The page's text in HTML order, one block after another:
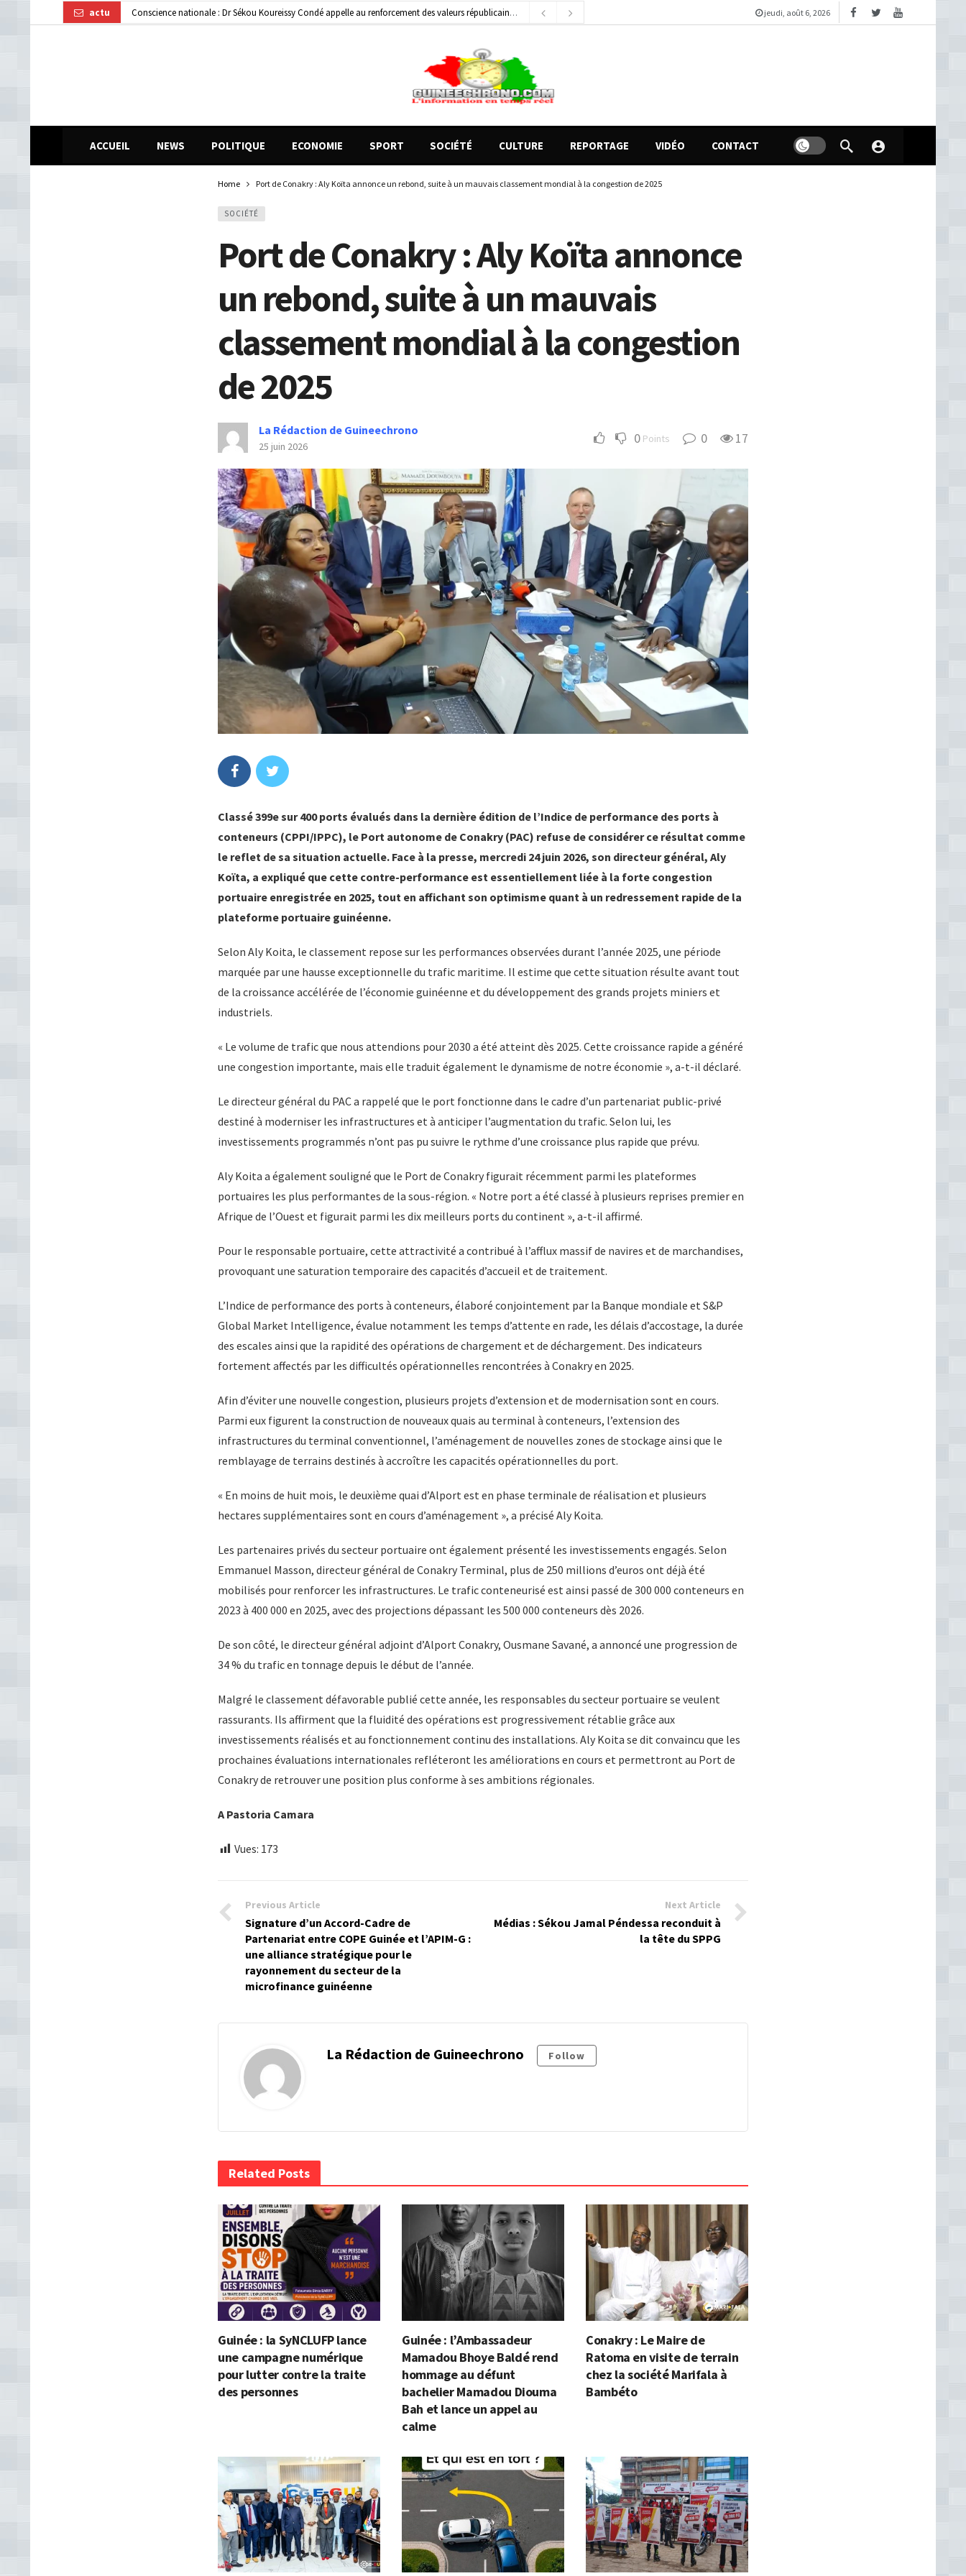
actu
Gendarmerie : le colonel Bienvenu Lamah promu général de brigade
2 jours ago
jeudi, août 6, 2026
ACCUEIL NEWS POLITIQUE ECONOMIE SPORT SOCIÉTÉ CULTURE REPORTAGE VIDÉO CONTACT
Home Port de Conakry : Aly Koïta annonce un rebond, suite à un mauvais classement mondial à la congestion de 2025
SOCIÉTÉ
Port de Conakry : Aly Koïta annonce
un rebond, suite à un mauvais
classement mondial à la congestion
de 2025
La Rédaction de Guineechrono
25 juin 2026 0 Points 0 17
Classé 399e sur 400 ports évalués dans la dernière édition de l’Indice de performance des ports à
conteneurs (CPPI/IPPC), le Port autonome de Conakry (PAC) refuse de considérer ce résultat comme
le reflet de sa situation actuelle. Face à la presse, mercredi 24 juin 2026, son directeur général, Aly
Koïta, a expliqué que cette contre-performance est essentiellement liée à la forte congestion
portuaire enregistrée en 2025, tout en affichant son optimisme quant à un redressement rapide de la
plateforme portuaire guinéenne.
Selon Aly Koita, le classement repose sur les performances observées durant l’année 2025, une période
marquée par une hausse exceptionnelle du trafic maritime. Il estime que cette situation résulte avant tout
de la croissance accélérée de l’économie guinéenne et du développement des grands projets miniers et
industriels.
« Le volume de trafic que nous attendions pour 2030 a été atteint dès 2025. Cette croissance rapide a généré
une congestion importante, mais elle traduit également le dynamisme de notre économie », a-t-il déclaré.
Le directeur général du PAC a rappelé que le port fonctionne dans le cadre d’un partenariat public-privé
destiné à moderniser les infrastructures et à anticiper l’augmentation du trafic. Selon lui, les
investissements programmés n’ont pas pu suivre le rythme d’une croissance plus rapide que prévu.
Aly Koita a également souligné que le Port de Conakry figurait récemment parmi les plateformes
portuaires les plus performantes de la sous-région. « Notre port a été classé à plusieurs reprises premier en
Afrique de l’Ouest et figurait parmi les dix meilleurs ports du continent », a-t-il affirmé.
Pour le responsable portuaire, cette attractivité a contribué à l’afflux massif de navires et de marchandises,
provoquant une saturation temporaire des capacités d’accueil et de traitement.
L’Indice de performance des ports à conteneurs, élaboré conjointement par la Banque mondiale et S&P
Global Market Intelligence, évalue notamment les temps d’attente en rade, les délais d’accostage, la durée
des escales ainsi que la rapidité des opérations de chargement et de déchargement. Des indicateurs
fortement affectés par les difficultés opérationnelles rencontrées à Conakry en 2025.
Afin d’éviter une nouvelle congestion, plusieurs projets d’extension et de modernisation sont en cours.
Parmi eux figurent la construction de nouveaux quais au terminal à conteneurs, l’extension des
infrastructures du terminal conventionnel, l’aménagement de nouvelles zones de stockage ainsi que le
remblayage de terrains destinés à accroître les capacités opérationnelles du port.
« En moins de huit mois, le deuxième quai d’Alport est en phase terminale de réalisation et plusieurs
hectares supplémentaires sont en cours d’aménagement », a précisé Aly Koita.
Les partenaires privés du secteur portuaire ont également présenté les investissements engagés. Selon
Emmanuel Masson, directeur général de Conakry Terminal, plus de 250 millions d’euros ont déjà été
mobilisés pour renforcer les infrastructures. Le trafic conteneurisé est ainsi passé de 300 000 conteneurs en
2023 à 400 000 en 2025, avec des projections dépassant les 500 000 conteneurs dès 2026.
De son côté, le directeur général adjoint d’Alport Conakry, Ousmane Savané, a annoncé une progression de
34 % du trafic en tonnage depuis le début de l’année.
Malgré le classement défavorable publié cette année, les responsables du secteur portuaire se veulent
rassurants. Ils affirment que la fluidité des opérations est progressivement rétablie grâce aux
investissements réalisés et au fonctionnement continu des installations. Aly Koita se dit convaincu que les
prochaines évaluations internationales refléteront les améliorations en cours et permettront au Port de
Conakry de retrouver une position plus conforme à ses ambitions régionales.
A Pastoria Camara
Vues: 173
Previous Article
Signature d’un Accord-Cadre de
Partenariat entre COPE Guinée et l’APIM-G :
une alliance stratégique pour le
rayonnement du secteur de la
microfinance guinéenne
Next Article
Médias : Sékou Jamal Péndessa reconduit à
la tête du SPPG
La Rédaction de Guineechrono Follow
Related Posts
Guinée : la SyNCLUFP lance
une campagne numérique
pour lutter contre la traite
des personnes
Guinée : l’Ambassadeur
Mamadou Bhoye Baldé rend
hommage au défunt
bachelier Mamadou Diouma
Bah et lance un appel au
calme
Conakry : Le Maire de
Ratoma en visite de terrain
chez la société Marifala à
Bambéto